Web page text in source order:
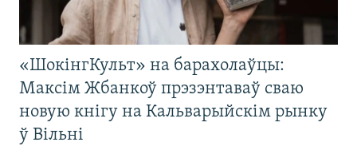
«ШокінгКульт» на барахолаўцы:
Максім Жбанкоў прэзэнтаваў сваю
новую кнігу на Кальварыйскім рынку
ў Вільні